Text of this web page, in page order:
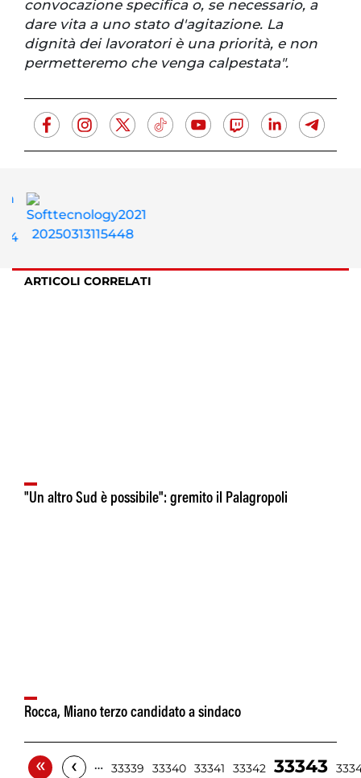
convocazione specifica o, se necessario, a
dare vita a uno stato d'agitazione. La
dignità dei lavoratori è una priorità, e non
permetteremo che venga calpestata".
ARTICOLI CORRELATI
"Un altro Sud è possibile": gremito il Palagropoli
Rocca, Miano terzo candidato a sindaco
« ‹ … 33339 33340 33341 33342 33343